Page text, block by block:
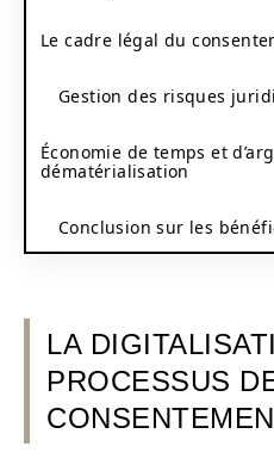
Le cadre légal du
Gestion des risques
Économie de temps et
dématérialisation
Conclusion sur les
LA
PROCESSUS